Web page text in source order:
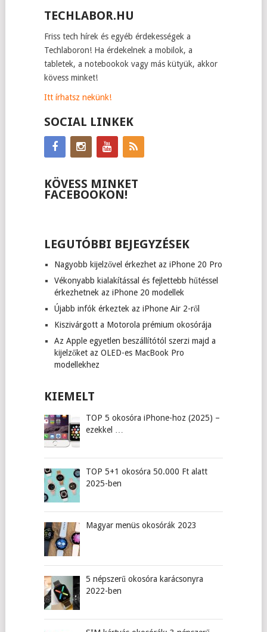
TECHLABOR.HU
Friss tech hírek és egyéb érdekességek a
Techlaboron! Ha érdekelnek a mobilok, a
tabletek, a notebookok vagy más kütyük, akkor
kövess minket!
Itt írhatsz nekünk!
SOCIAL LINKEK
KÖVESS MINKET
FACEBOOKON!
LEGUTÓBBI BEJEGYZÉSEK
Nagyobb kijelzővel érkezhet az iPhone 20 Pro
Vékonyabb kialakítással és fejlettebb hűtéssel
érkezhetnek az iPhone 20 modellek
Újabb infók érkeztek az iPhone Air 2-ről
Kiszivárgott a Motorola prémium okosórája
Az Apple egyetlen beszállítótól szerzi majd a
kijelzőket az OLED-es MacBook Pro
modellekhez
KIEMELT
TOP 5 okosóra iPhone-hoz (2025) –
ezekkel …
TOP 5+1 okosóra 50.000 Ft alatt
2025-ben
Magyar menüs okosórák 2023
5 népszerű okosóra karácsonyra
2022-ben